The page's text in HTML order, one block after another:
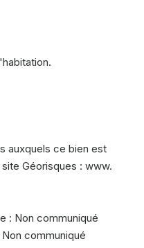
auxquels ce bien est
Géorisques : www.
: Non communiqué
communiqué